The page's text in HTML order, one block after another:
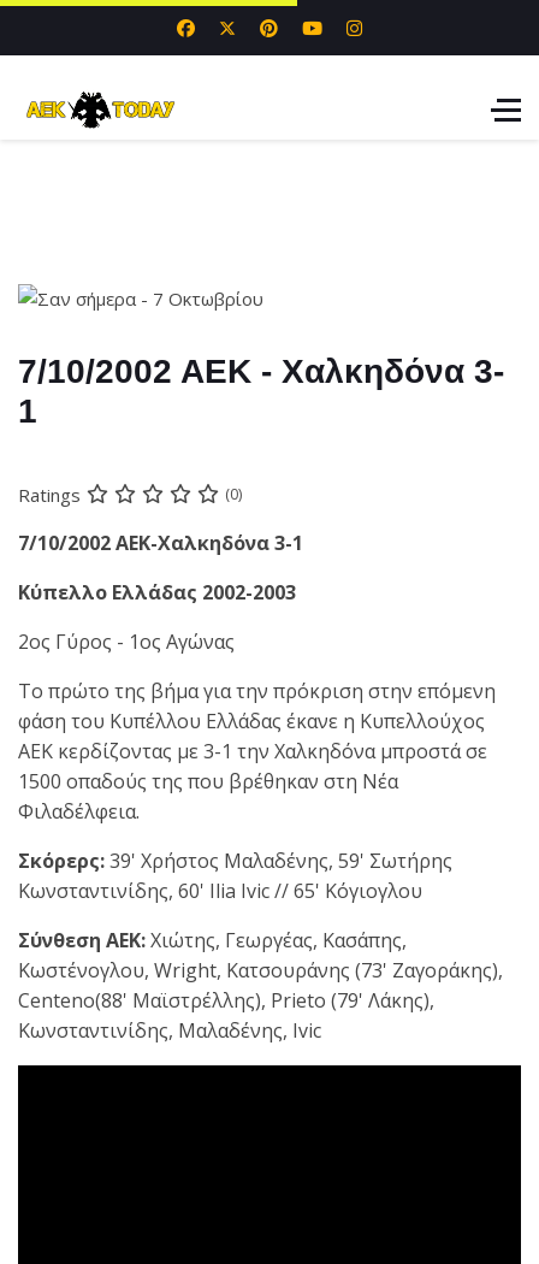
7/10/2002 ΑΕΚ - Χαλκηδόνα 3-
1
Ratings (0)
7/10/2002 ΑΕΚ-Χαλκηδόνα 3-1
Κύπελλο Ελλάδας 2002-2003
2ος Γύρος - 1ος Αγώνας
Το πρώτο της βήμα για την πρόκριση στην επόμενη
φάση του Κυπέλλου Ελλάδας έκανε η Κυπελλούχος
ΑΕΚ κερδίζοντας με 3-1 την Χαλκηδόνα μπροστά σε
1500 οπαδούς της που βρέθηκαν στη Νέα
Φιλαδέλφεια.
Σκόρερς:39' Χρήστος Μαλαδένης, 59' Σωτήρης
Κωνσταντινίδης, 60' Ilia Ivic // 65' Κόγιογλου
Σύνθεση ΑΕΚ:Χιώτης, Γεωργέας, Κασάπης,
Κωστένογλου, Wright, Κατσουράνης (73' Ζαγοράκης),
Centeno(88' Μαϊστρέλλης), Prieto (79' Λάκης),
Κωνσταντινίδης, Μαλαδένης, Ivic